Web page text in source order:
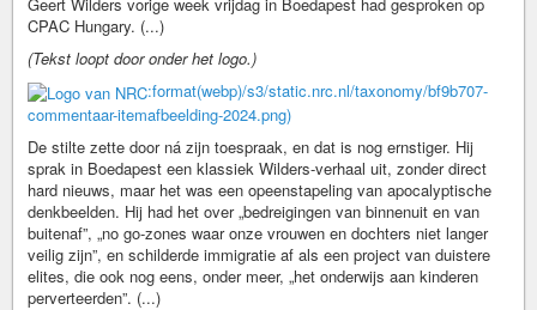
CPAC Hungary. (...)
(Tekst loopt door onder het logo.)
:format(webp)/s3/static.nrc.nl/taxonomy/bf9b707-
commentaar-itemafbeelding-2024.png)
De stilte zette door ná zijn toespraak, en dat is nog ernstiger. Hij
sprak in Boedapest een klassiek Wilders-verhaal uit, zonder direct
hard nieuws, maar het was een opeenstapeling van apocalyptische
denkbeelden. Hij had het over „bedreigingen van binnenuit en van
buitenaf”, „no go-zones waar onze vrouwen en dochters niet langer
veilig zijn”, en schilderde immigratie af als een project van duistere
elites, die ook nog eens, onder meer, „het onderwijs aan kinderen
perverteerden”. (...)